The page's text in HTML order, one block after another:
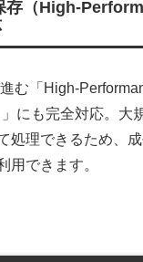
存（High-
む「High-
にも完全対応。大
処理できるため、
用できます。